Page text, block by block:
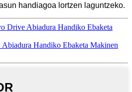
handiagoa lortzen laguntzeko.
Drive Abiadura Handiko Ebaketa
Handiko Ebaketa Makinen